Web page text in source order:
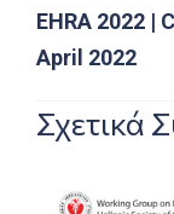
EHRA 2022 |
April 2022
Σχετικά